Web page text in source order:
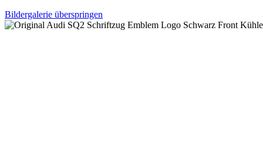
Bildergalerie überspringen